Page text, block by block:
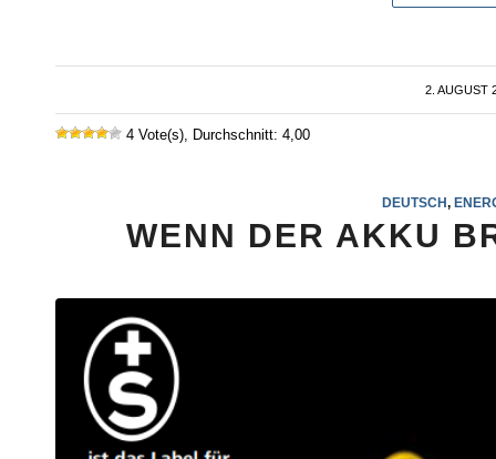
2. AUGUST
/
4 Vote(s), Durchschnitt: 4,00
DEUTSCH,
WENN DER AKKU